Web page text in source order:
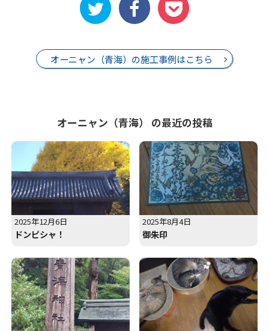
オーニャン（青海）の施工事例はこちら
オーニャン（青海） の最近の投稿
2025年12月6日
ドンピシャ！
2025年8月4日
御朱印